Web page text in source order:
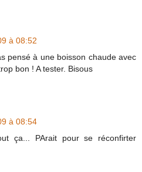
à 08:52
pensé à une boisson chaude avec
bon ! A tester. Bisous
à 08:54
ça... PArait pour se réconfirter